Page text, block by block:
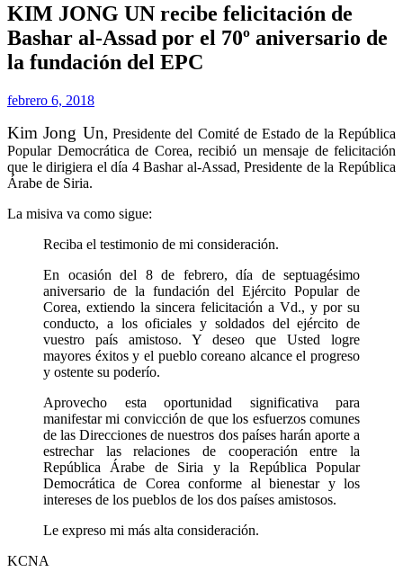
KIM JONG UN recibe felicitación de
Bashar al-Assad por el 70º aniversario de
la fundación del EPC
febrero 6, 2018
Kim Jong Un, Presidente del Comité de Estado de la República
Popular Democrática de Corea, recibió un mensaje de felicitación
que le dirigiera el día 4 Bashar al-Assad, Presidente de la República
Árabe de Siria.
La misiva va como sigue:
Reciba el testimonio de mi consideración.
En ocasión del 8 de febrero, día de septuagésimo
aniversario de la fundación del Ejército Popular de
Corea, extiendo la sincera felicitación a Vd., y por su
conducto, a los oficiales y soldados del ejército de
vuestro país amistoso. Y deseo que Usted logre
mayores éxitos y el pueblo coreano alcance el progreso
y ostente su poderío.
Aprovecho esta oportunidad significativa para
manifestar mi convicción de que los esfuerzos comunes
de las Direcciones de nuestros dos países harán aporte a
estrechar las relaciones de cooperación entre la
República Árabe de Siria y la República Popular
Democrática de Corea conforme al bienestar y los
intereses de los pueblos de los dos países amistosos.
Le expreso mi más alta consideración.
KCNA